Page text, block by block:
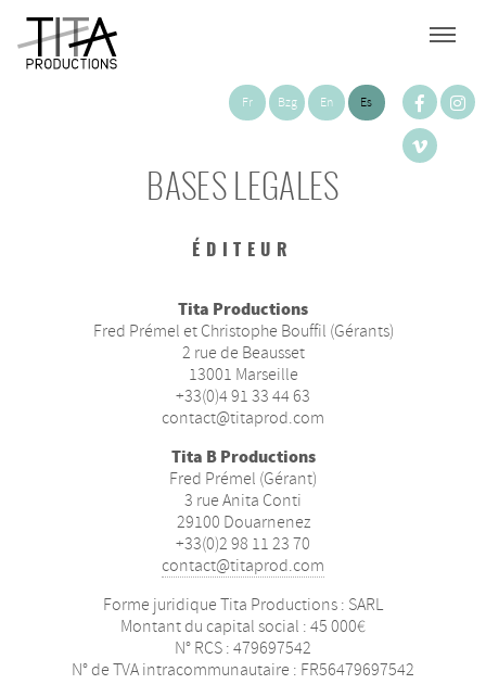
Fr Bzg En Es
BASES LEGALES
ÉDITEUR
Tita Productions
Fred Prémel et Christophe Bouffil (Gérants)
2 rue de Beausset
13001 Marseille
+33(0)4 91 33 44 63
contact@titaprod.com
Tita B Productions
Fred Prémel (Gérant)
3 rue Anita Conti
29100 Douarnenez
+33(0)2 98 11 23 70
contact@titaprod.com
Forme juridique Tita Productions : SARL
Montant du capital social : 45 000€
N° RCS : 479697542
N° de TVA intracommunautaire : FR56479697542